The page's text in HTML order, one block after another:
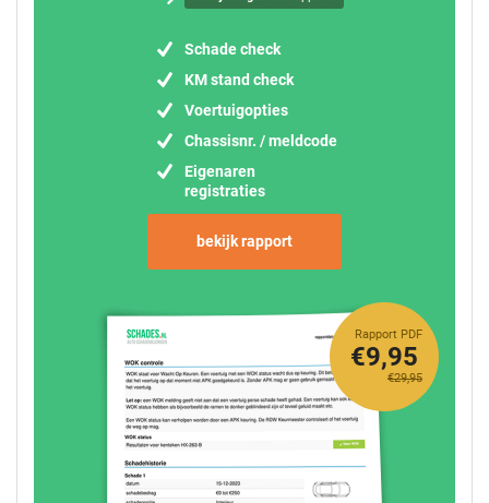
Schade check
KM stand check
Voertuigopties
Chassisnr. / meldcode
Eigenaren
registraties
bekijk rapport
Rapport PDF
€29,95
€9,95